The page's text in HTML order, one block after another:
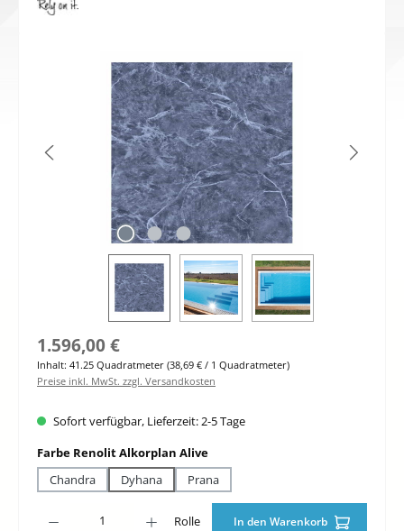
Regulärer Preis:
1.596,00 €
Inhalt: 41.25 Quadratmeter (38,69 € / 1 Quadratmeter)
Preise inkl. MwSt. zzgl. Versandkosten
Sofort verfügbar, Lieferzeit: 2-5 Tage
Farbe Renolit Alkorplan Aliveauswählen
Chandra
Dyhana Prana
Rolle In den Warenkorb